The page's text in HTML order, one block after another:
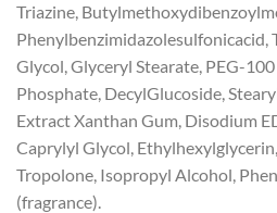
Triazine,
Phenylbenzimidazolesulfonicacid,
Glycol, Glyceryl Stearate, PEG-
Phosphate, DecylGlucoside,
Extract Xanthan Gum, Disodium
Caprylyl Glycol,
Tropolone, Isopropyl Alcohol,
(fragrance).